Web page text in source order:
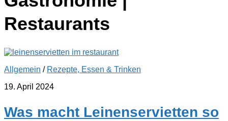
Restaurants
Allgemein / Rezepte, Essen & Trinken
19. April 2024
Was macht Leinenservietten so